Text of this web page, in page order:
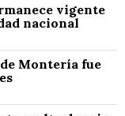
vigente
nacional
Montería fue